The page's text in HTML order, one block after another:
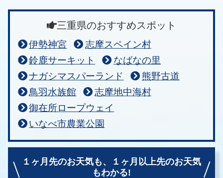
三重県のおすすめスポット
伊勢神宮
志摩スペイン村
鈴鹿サーキット
なばなの里
ナガシマスパーランド
熊野古道
鳥羽水族館
志摩地中海村
御在所ロープウェイ
いなべ市農業公園
１ヶ月先のお天気も、
１ヶ月以上先のお天気
もわかる!